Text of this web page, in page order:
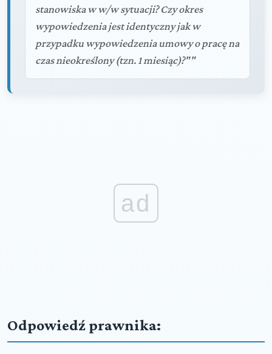
stanowiska w w/w sytuacji? Czy okres
wypowiedzenia jest identyczny jak w
przypadku wypowiedzenia umowy o pracę na
czas nieokreślony (tzn. 1 miesiąc)?""
ad
Odpowiedź prawnika: